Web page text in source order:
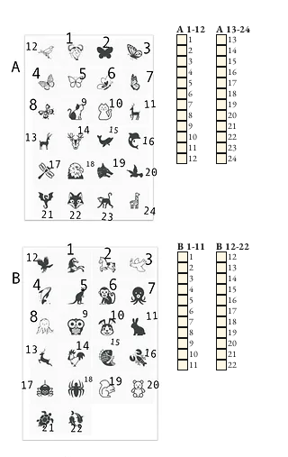
A 1-12
1
2
3
4
5
6
7
8
9
10
11
12
A 13-24
13
14
15
16
17
18
19
20
21
22
23
24
B 1-11
1
2
3
4
5
6
7
8
9
10
11
B 12-22
12
13
14
15
16
17
18
19
20
21
22